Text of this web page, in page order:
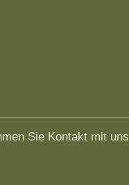
Sie Kontakt mit uns